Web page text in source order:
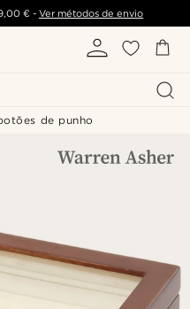
€- Ver métodos de envio
de punho